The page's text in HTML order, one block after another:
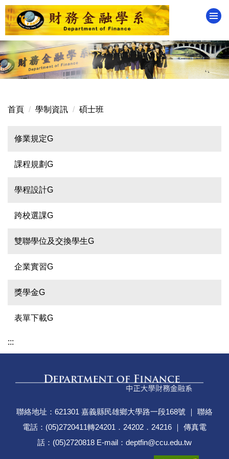
跳
到
主
要
內
容
區
首頁 學制資訊 碩士班
修業規定G
課程規劃G
學程設計G
跨校選課G
雙聯學位及交換學生G
企業實習G
獎學金G
表單下載G
:::
聯絡地址：621301 嘉義縣民雄鄉大學路一段168號 ｜ 聯絡
電話：(05)2720411轉24201．24202．24216 ｜ 傳真電
話：(05)2720818 E-mail：deptfin@ccu.edu.tw